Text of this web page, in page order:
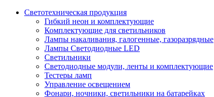
Светотехническая продукция
Гибкий неон и комплектующие
Комплектующие для светильников
Лампы накаливания, галогенные, газоразрядные
Лампы Светодиодные LED
Светильники
Светодиодные модули, ленты и комплектующие
Тестеры ламп
Управление освещением
Фонари, ночники, светильники на батарейках